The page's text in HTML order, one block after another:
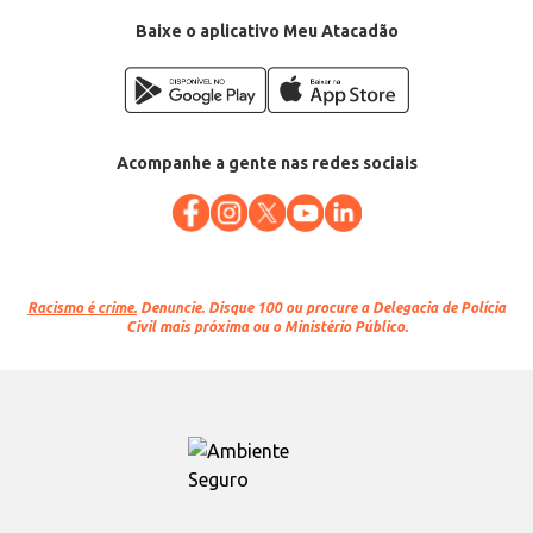
Baixe o aplicativo Meu Atacadão
Acompanhe a gente nas redes sociais
Racismo é crime. Denuncie. Disque 100 ou procure a Delegacia de Polícia
Civil mais próxima ou o Ministério Público.